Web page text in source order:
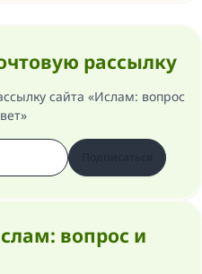
рассылку
сайта «Ислам: вопрос
вопрос и